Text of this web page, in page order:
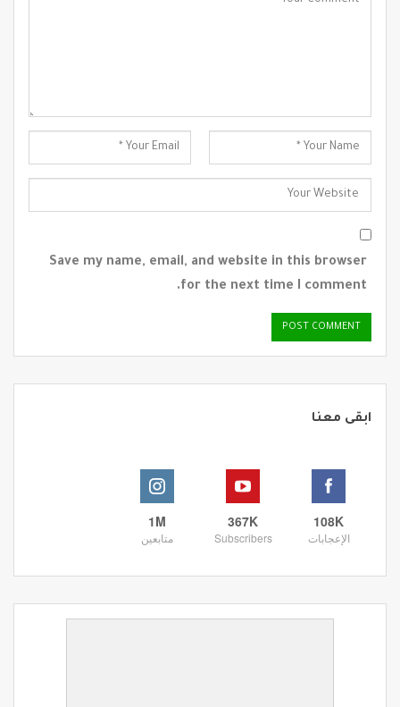
Save my name, email, and website in this browser
for the next time I comment.
ابقى معنا
108K
الإعجابات
367K
Subscribers
1M
متابعين